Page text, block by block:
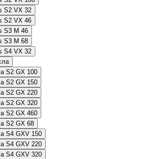
S2 VX 32
S2 VX 46
S3 M 46
S3 M 68
S4 VX 32
S2 GX 100
S2 GX 150
S2 GX 220
S2 GX 320
S2 GX 460
S2 GX 68
S4 GXV 150
S4 GXV 220
S4 GXV 320